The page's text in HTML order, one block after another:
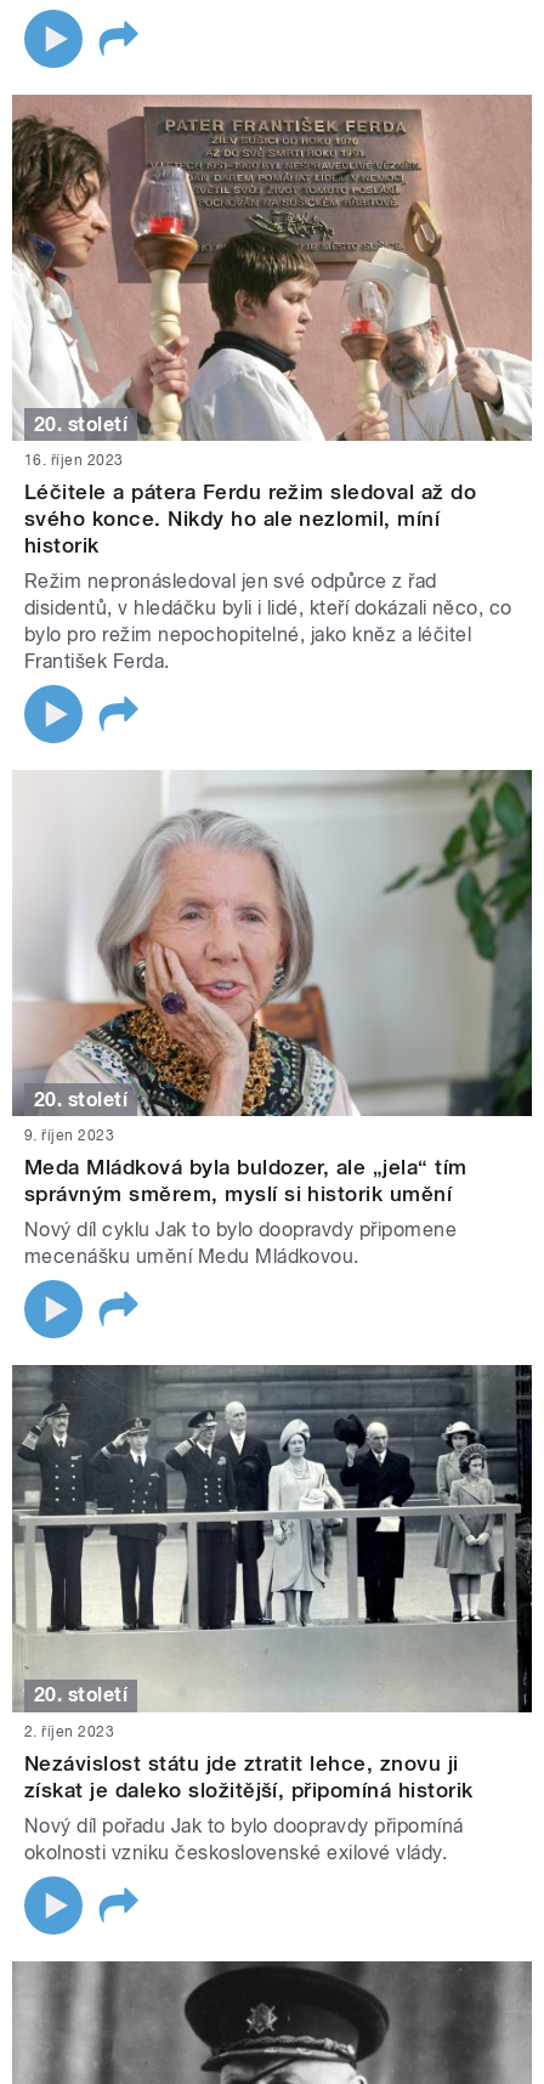
20. století
16. říjen 2023
Léčitele a pátera Ferdu režim sledoval až do
svého konce. Nikdy ho ale nezlomil, míní
historik
Režim nepronásledoval jen své odpůrce z řad
disidentů, v hledáčku byli i lidé, kteří dokázali něco, co
bylo pro režim nepochopitelné, jako kněz a léčitel
František Ferda.
20. století
9. říjen 2023
Meda Mládková byla buldozer, ale „jela“ tím
správným směrem, myslí si historik umění
Nový díl cyklu Jak to bylo doopravdy připomene
mecenášku umění Medu Mládkovou.
20. století
2. říjen 2023
Nezávislost státu jde ztratit lehce, znovu ji
získat je daleko složitější, připomíná historik
Nový díl pořadu Jak to bylo doopravdy připomíná
okolnosti vzniku československé exilové vlády.